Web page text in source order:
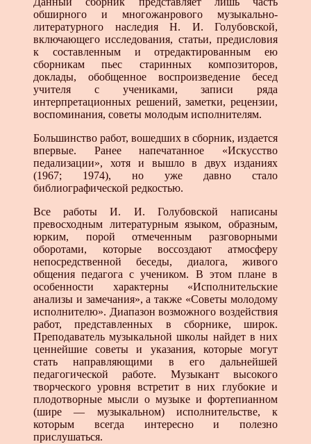
обширного и многожанрового музыкально-
литературного наследия Н. И. Голубовской,
включающего исследования, статьи, предисловия
к составленным и отредактированным ею
сборникам пьес старинных композиторов,
доклады, обобщенное воспроизведение бесед
учителя с учениками, записи ряда
интерпретационных решений, заметки, рецензии,
воспоминания, советы молодым исполнителям.
Большинство работ, вошедших в сборник, издается
впервые. Ранее напечатанное «Искусство
педализации», хотя и вышло в двух изданиях
(1967; 1974), но уже давно стало
библиографической редкостью.
Все работы И. И. Голубовской написаны
превосходным литературным языком, образным,
юрким, порой отмеченным разговорными
оборотами, которые воссоздают атмосферу
непосредственной беседы, диалога, живого
общения педагога с учеником. В этом плане в
особенности характерны «Исполнительские
анализы и замечания», а также «Советы молодому
исполнителю». Диапазон возможного воздействия
работ, представленных в сборнике, широк.
Преподаватель музыкальной школы найдет в них
ценнейшие советы и указания, которые могут
стать направляющими в его дальнейшей
педагогической работе. Музыкант высокого
творческого уровня встретит в них глубокие и
плодотворные мысли о музыке и фортепианном
(шире — музыкальном) исполнительстве, к
которым всегда интересно и полезно
прислушаться.